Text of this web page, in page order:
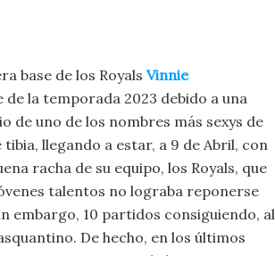
base de los Royals Vinnie
la temporada 2023 debido a una
de uno de los nombres más sexys de
llegando a estar, a 9 de Abril, con
racha de su equipo, los Royals, que
talentos no lograba reponerse
embargo, 10 partidos consiguiendo, al
De hecho, en los últimos